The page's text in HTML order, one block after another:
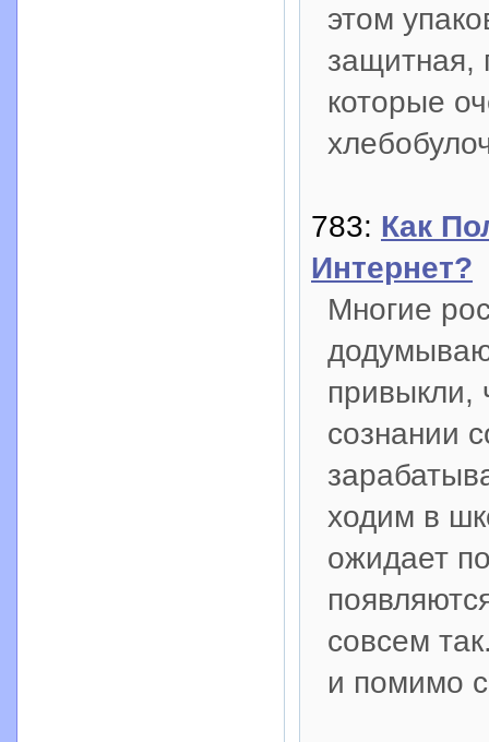
этом
защитная,
которые
783: Как
Интернет?
Многие
привыкли,
сознании
ходим в
ожидает
совсем
и помимо